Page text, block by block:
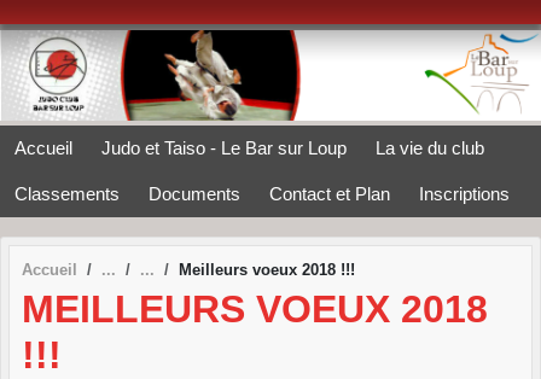
Accueil Judo et Taiso - Le Bar sur Loup La vie du club
Classements Documents Contact et Plan Inscriptions
Accueil Meilleurs voeux 2018 !!!
MEILLEURS VOEUX 2018
!!!